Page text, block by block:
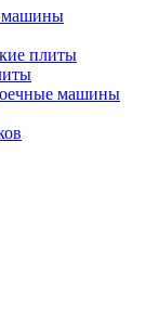
машины
плиты
машины